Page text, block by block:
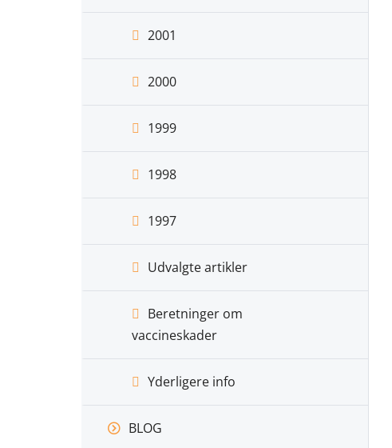
2001
2000
1999
1998
1997
Udvalgte artikler
Beretninger om
vaccineskader
Yderligere info
BLOG